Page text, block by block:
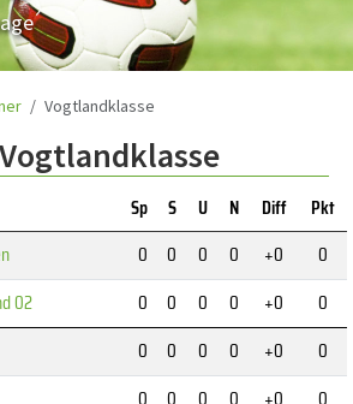
Vogtlandklasse
Vogtlandklasse
Sp S U N Diff
Pkt
0 0 0 0 +0
0
02
0 0 0 0 +0
0
0 0 0 0 +0
0